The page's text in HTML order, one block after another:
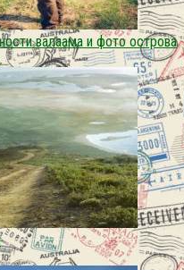
валаама и фото острова